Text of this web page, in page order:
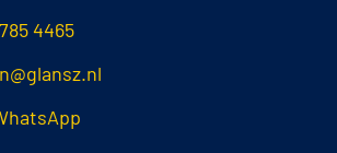
4465